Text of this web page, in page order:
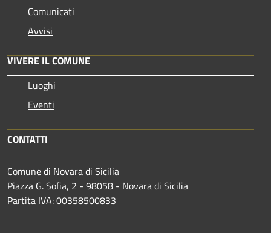
Comunicati
Avvisi
VIVERE IL COMUNE
Luoghi
Eventi
CONTATTI
Comune di Novara di Sicilia
Piazza G. Sofia, 2 - 98058 - Novara di Sicilia
Partita IVA: 00358500833